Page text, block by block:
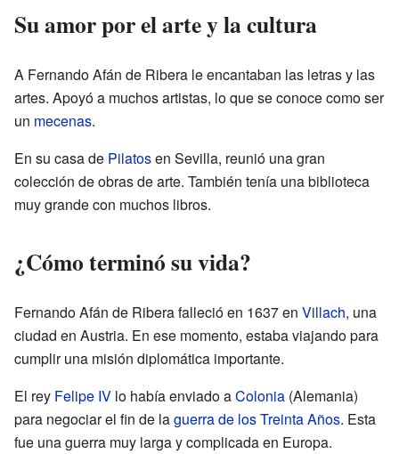
Su amor por el arte y la cultura
A Fernando Afán de Ribera le encantaban las letras y las
artes. Apoyó a muchos artistas, lo que se conoce como ser
un mecenas.
En su casa de Pilatosen Sevilla, reunió una gran
colección de obras de arte. También tenía una biblioteca
muy grande con muchos libros.
¿Cómo terminó su vida?
Fernando Afán de Ribera falleció en 1637 en Villach, una
ciudad en Austria. En ese momento, estaba viajando para
cumplir una misión diplomática importante.
El rey Felipe IV lo había enviado aColonia (Alemania)
para negociar el fin de laguerra de los Treinta Años. Esta
fue una guerra muy larga y complicada en Europa.